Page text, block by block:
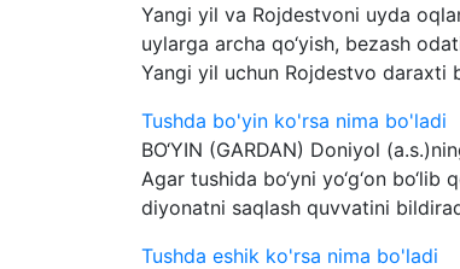
Yangi yil va Rojdestvoni uyda
uylarga archa qo‘yish, bezash
Yangi yil uchun Rojdestvo daraxti
Tushda bo'yin ko'rsa nima bo'ladi
BO‘YIN (GARDAN) Doniyol
Agar tushida bo‘yni yo‘g‘on
diyonatni saqlash quvvatini
Tushda eshik ko'rsa nima bo'ladi